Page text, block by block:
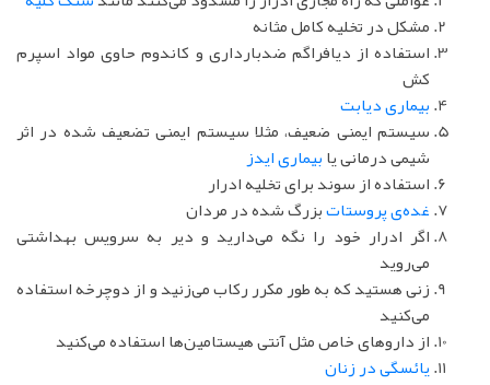
مشکل در تخلیه کامل مثانه
استفاده از دیافراگم ضدبارداری و کاندوم حاوی مواد اسپرم
کش
بیماری دیابت
سیستم ایمنی ضعیف، مثلا سیستم ایمنی تضعیف شده در اثر
شیمی درمانی یابیماری ایدز
استفاده از سوند برای تخلیه ادرار
غده‌ی پروستاتبزرگ شده در مردان
اگر ادرار خود را نگه می‌دارید و دیر به سرویس بهداشتی
می‌روید
زنی هستید که به طور مکرر رکاب می‌زنید و از دوچرخه استفاده
می‌کنید
از داروهای خاص مثل آنتی هیستامین‌ها استفاده می‌کنید
یائسگی در زنان